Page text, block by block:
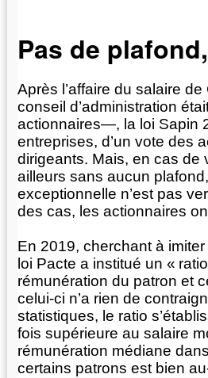
Pas de
Après l’affaire du salaire
conseil d’administration
actionnaires—, la loi Sapin
entreprises, d’un vote des
dirigeants. Mais, en cas de
ailleurs sans aucun
exceptionnelle n’est pas
des cas, les actionnaires
En 2019, cherchant à
loi Pacte a institué un «
rémunération du patron et
celui-ci n’a rien de
statistiques, le ratio
fois supérieure au salaire
rémunération médiane
certains patrons est bien